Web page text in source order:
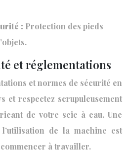
: Protection des pieds
et réglementations
et normes de sécurité en
et respectez scrupuleusement
de votre scie à eau. Une
de la machine est
à travailler.